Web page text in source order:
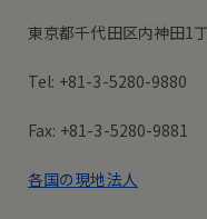
東京都千代田区内神田1
Tel: +81-3-5280-9880
Fax: +81-3-5280-9881
各国の現地法人